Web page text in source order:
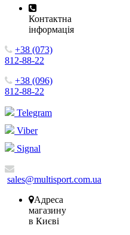
Контактна
інформація
+38 (073)
812-88-22
+38 (096)
812-88-22
Telegram
Viber
Signal
sales@multisport.com.ua
Адреса
магазину
в Києві